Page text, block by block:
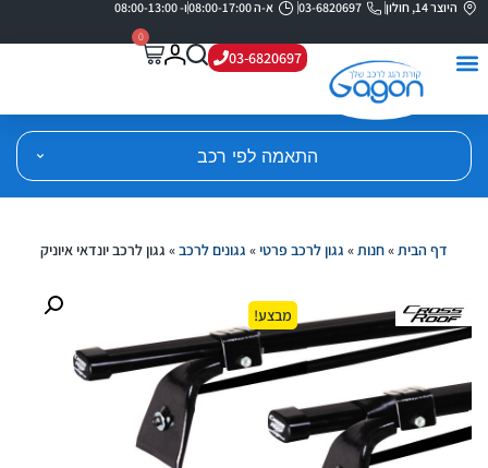
היוצר 14, חולון 03-6820697 א-ה 08:00-17:00 ו- 08:00-13:00
03-6820697
0
התאמה לפי רכב
דף הבית»חנות» גגון לרכב פרטי» גגונים לרכב» גגון לרכב יונדאי איוניק
מבצע!